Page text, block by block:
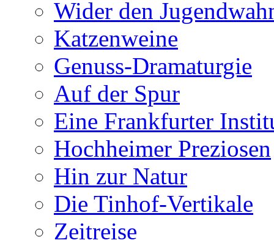
Wider den
Katzenweine
Genuss-Dramaturgie
Auf der Spur
Eine Frankfurter
Hochheimer Preziosen
Hin zur Natur
Die Tinhof-Vertikale
Zeitreise